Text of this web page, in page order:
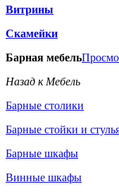
Витрины
Скамейки
Барная мебель
Назад к Мебель
Барные столики
Барные стойки и
Барные шкафы
Винные шкафы